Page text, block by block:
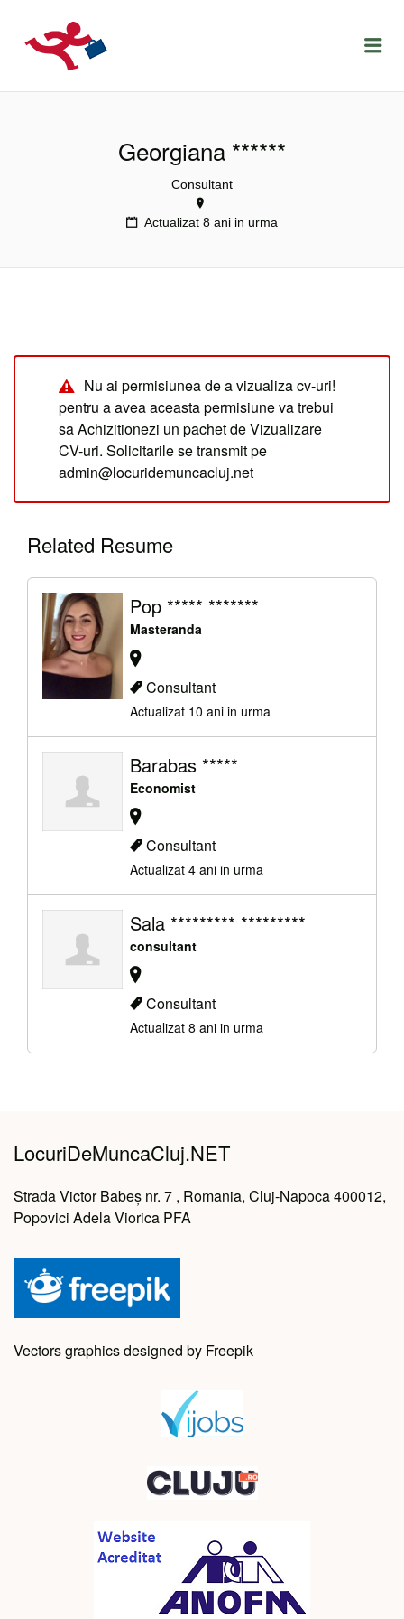
LOCURIDEMUNCACLUJ.NET
Georgiana ******
Consultant
Actualizat 8 ani in urma
Nu ai permisiunea de a vizualiza cv-uri!
pentru a avea aceasta permisiune va trebui
sa Achizitionezi un pachet de Vizualizare
CV-uri. Solicitarile se transmit pe
admin@locuridemuncacluj.net
Related Resume
Pop ***** *******
Masteranda
Consultant
Actualizat 10 ani in urma
Barabas *****
Economist
Consultant
Actualizat 4 ani in urma
Sala ********* *********
consultant
Consultant
Actualizat 8 ani in urma
LocuriDeMuncaCluj.NET
Strada Victor Babeș nr. 7 , Romania, Cluj-Napoca 400012,
Popovici Adela Viorica PFA
Vectors graphics designed by Freepik